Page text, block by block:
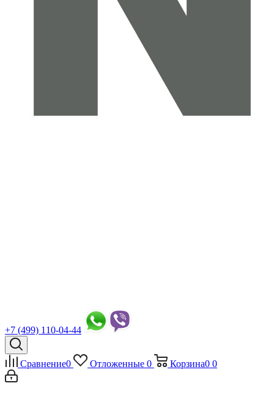
+7 (499) 110-04-44
Сравнение0 Отложенные 0 Корзина0 0